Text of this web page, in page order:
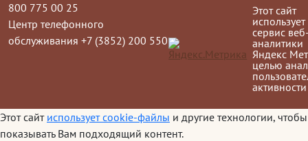
800 775 00 25
Центр телефонного
обслуживания +7 (3852) 200 550
Этот сайт
использует
сервис
аналитики
Яндекс
целью
активности
Этот сайт использует cookie-файлы и другие технологии, чтобы
показывать Вам подходящий контент.